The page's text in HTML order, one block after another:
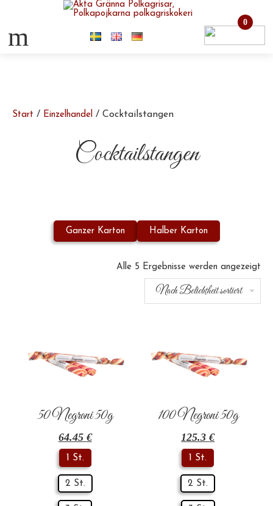
m 0
Start / Einzelhandel / Cocktailstangen
Cocktailstangen
Ganzer Karton Halber Karton
Alle 5 Ergebnisse werden angezeigt
Nach Beliebtheit sortiert
50 Negroni 50g
64.45 €
1 St.
2 St.
100 Negroni 50g
125.3€
1 St.
2 St.